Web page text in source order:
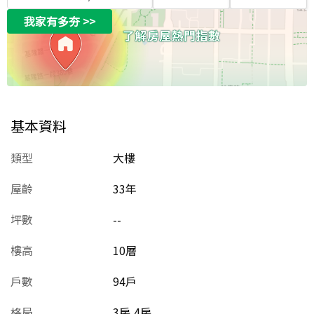
我家有多夯>>
基本資料
類型
大樓
屋齡
33年
坪數
--
樓高
10層
戶數
94戶